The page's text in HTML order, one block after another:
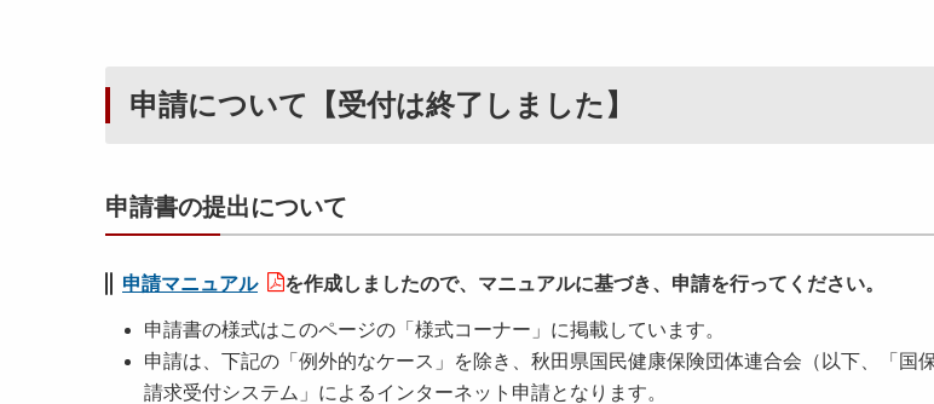
申請について【受付は終了しました】
申請書の提出について
申請マニュアル を作成しましたので、マニュアルに基づき、申請を行ってください。
申請書の様式はこのページの「様式コーナー」に掲載しています。
申請は、下記の「例外的なケース」を除き、秋田県国民健康保険団体連合会（以下、「国
請求受付システム」によるインターネット申請となります。